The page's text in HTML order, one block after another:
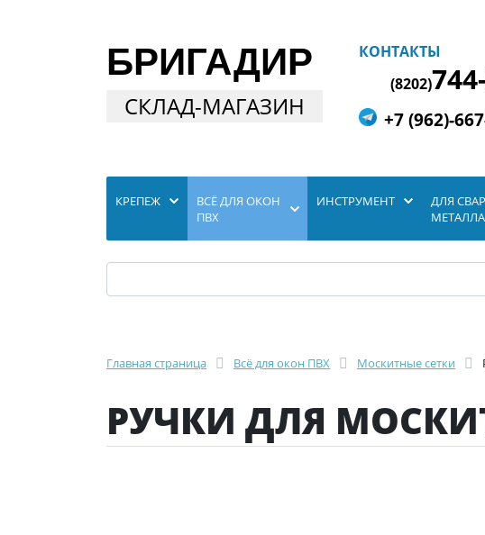
БРИГАДИР
СКЛАД-МАГАЗИН
КОНТАКТЫ
(8202)
+7 (962)-
КРЕПЕЖ
ВСЁ ДЛЯ ОКОН
ПВХ
ИНСТРУМЕНТ
ДЛЯ
МЕТАЛЛА
Главная страница Всё для окон ПВХ Москитные сетки
РУЧКИ ДЛЯ